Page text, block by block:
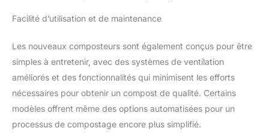
Facilité d’utilisation et de maintenance
Les nouveaux composteurs sont également conçus pour être
simples à entretenir, avec des systèmes de ventilation
améliorés et des fonctionnalités qui minimisent les efforts
nécessaires pour obtenir un compost de qualité. Certains
modèles offrent même des options automatisées pour un
processus de compostage encore plus simplifié.